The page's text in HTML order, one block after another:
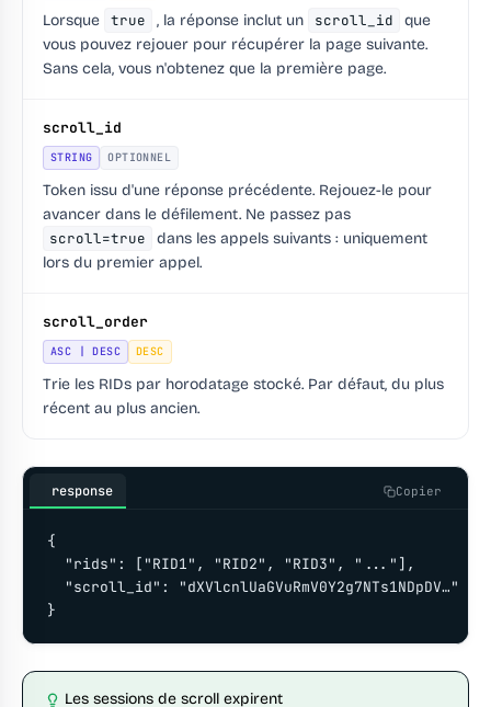
Lorsque true , la réponse inclut un scroll_id
que
vous pouvez rejouer pour récupérer la page suivante.
Sans cela, vous n'obtenez que la première page.
scroll_id
STRING OPTIONNEL
Token issu d'une réponse précédente. Rejouez-le pour
avancer dans le défilement. Ne passez pas
scroll=true
dans les appels suivants : uniquement
lors du premier appel.
scroll_order
ASC | DESC DESC
Trie les RIDs par horodatage stocké. Par défaut, du plus
récent au plus ancien.
response Copier
{
  "rids": ["RID1", "RID2", "RID3", "..."],
  "scroll_id": "dXVlcnlUaGVuRmV0Y2g7NTs1NDpDV…"
}
Les sessions de scroll expirent